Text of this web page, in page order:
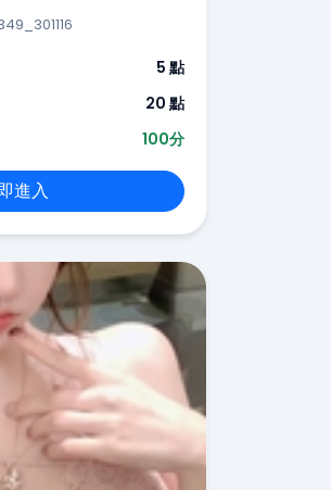
5 點
20 點
100分
進入